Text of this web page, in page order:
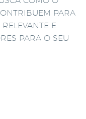
PARA
E
PARA O SEU